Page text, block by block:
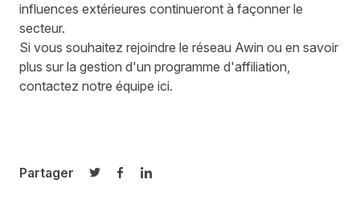
influences extérieures continueront à façonner le
secteur.
Si vous souhaitez rejoindre le réseau Awin ou en savoir
plus sur la gestion d'un programme d'affiliation,
contactez notre équipe ici.
Partager
Partager sur Twitter
Partager sur Facebook
Partager sur LinkedIn